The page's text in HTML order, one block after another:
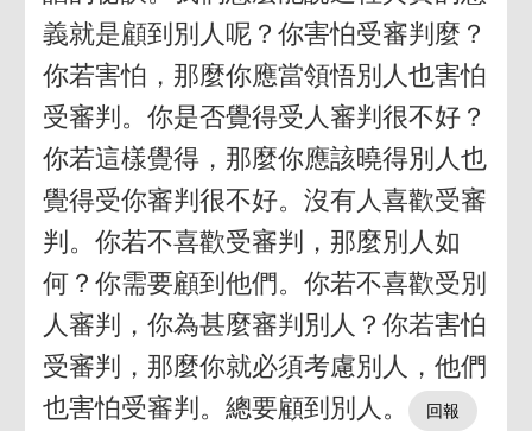
義就是顧到別人呢？你害怕受審判麼？
你若害怕，那麼你應當領悟別人也害怕
受審判。你是否覺得受人審判很不好？
你若這樣覺得，那麼你應該曉得別人也
覺得受你審判很不好。沒有人喜歡受審
判。你若不喜歡受審判，那麼別人如
何？你需要顧到他們。你若不喜歡受別
人審判，你為甚麼審判別人？你若害怕
受審判，那麼你就必須考慮別人，他們
也害怕受審判。總要顧到別人。